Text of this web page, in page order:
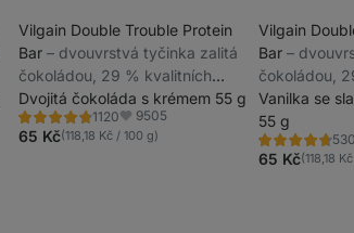
Vilgain Double Trouble Protein
Bar⁠–⁠ dvouvrstvá tyčinka zalitá
čokoládou, 29 % kvalitních
bílkovin, bez konzervantů a
barviv
Dvojitá čokoláda s krémem 55 g
1120
Hodnocení
4.7/5,
1120
Oblíbené
9505
65 Kč(118,18 Kč / 100 g)
Vilgain
Bar ⁠–⁠
čokoládou,
bílkovin, bez
barviv
Vanilka se
55 g
530
Hodnocení
4.7/5,
530
65 Kč(118,18